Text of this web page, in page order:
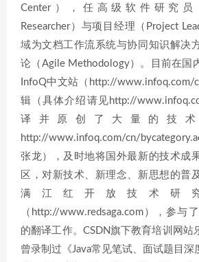
Center），任高级软件研究员
Researcher）与项目经理（Project
域为文档工作流系统与协同知识解决
论（Agile Methodology）。目前在国
InfoQ中文站（http://www.infoq.com/
辑（具体介绍请见http://
译并原创了大量的技
http://www.infoq.com/cn/
张龙），及时地将国外最新的技术成
区，对新技术、新理念、新思想的普
满江红开放技术研
（http://www.redsaga.com），参与
的翻译工作。CSDN旗下教育培训网站
曾录制过《Java常见笔试、面试题目深